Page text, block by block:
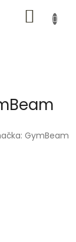
KOŠÍK
GymBeam